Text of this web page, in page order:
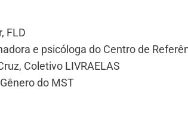
FLD
e psicóloga do Centro de
Coletivo LIVRAELAS
do MST